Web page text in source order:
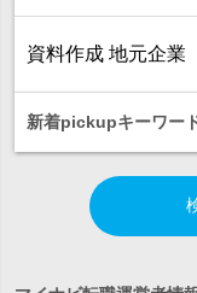
資料作成 地元企業
新着pickupキーワー